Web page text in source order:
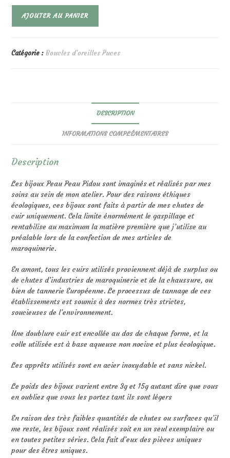
Noir
AJOUTER AU PANIER
Catégorie : Boucles d'oreilles Puces
DESCRIPTION
INFORMATIONS COMPLÉMENTAIRES
Description
Les bijoux Peau Peau Pidou sont imaginés et réalisés par mes
soins au sein de mon atelier. Pour des raisons éthiques
écologiques, ces bijoux sont faits à partir de mes chutes de
cuir uniquement. Cela limite énormément le gaspillage et
rentabilise au maximum la matière première que j’utilise au
préalable lors de la confection de mes articles de
maroquinerie.
En amont, tous les cuirs utilisés proviennent déjà de surplus ou
de chutes d’industries de maroquinerie et de la chaussure, ou
bien de tannerie Européenne. Le processus de tannage de ces
établissements est soumis à des normes très strictes,
soucieuses de l’environnement.
Une doublure cuir est encollée au dos de chaque forme, et la
colle utilisée est à base aqueuse non nocive et plus écologique.
Les apprêts utilisés sont en acier inoxydable et sans nickel.
Le poids des bijoux varient entre 3g et 15g autant dire que vous
en oubliez que vous les portez tant ils sont légers
En raison des très faibles quantités de chutes ou surfaces qu’il
me reste, les bijoux sont réalisés soit en un seul exemplaire ou
en toutes petites séries. Cela fait d’eux des pièces uniques
pour des êtres uniques.